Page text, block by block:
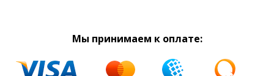
Мы принимаем к оплате: